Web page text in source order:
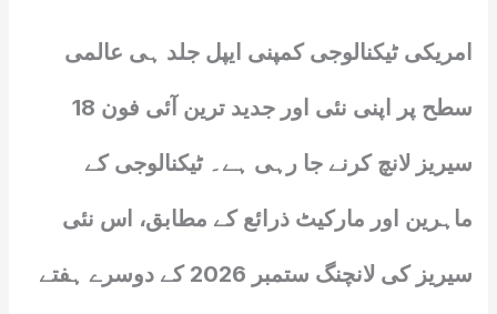
امریکی ٹیکنالوجی کمپنی ایپل جلد ہی عالمی
سطح پر اپنی نئی اور جدید ترین آئی فون 18
سیریز لانچ کرنے جا رہی ہے۔ ٹیکنالوجی کے
ماہرین اور مارکیٹ ذرائع کے مطابق، اس نئی
سیریز کی لانچنگ ستمبر 2026 کے دوسرے ہفتے